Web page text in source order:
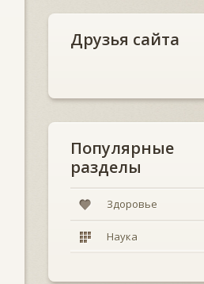
Друзья сайта
Популярные
разделы
Здоровье
Наука